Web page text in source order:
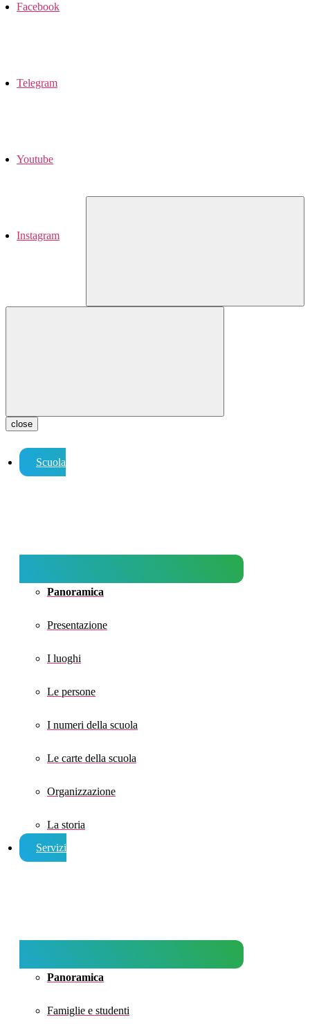
Facebook
Telegram
Youtube
Instagram
close
Scuola
Panoramica
Presentazione
I luoghi
Le persone
I numeri della scuola
Le carte della scuola
Organizzazione
La storia
Servizi
Panoramica
Famiglie e studenti